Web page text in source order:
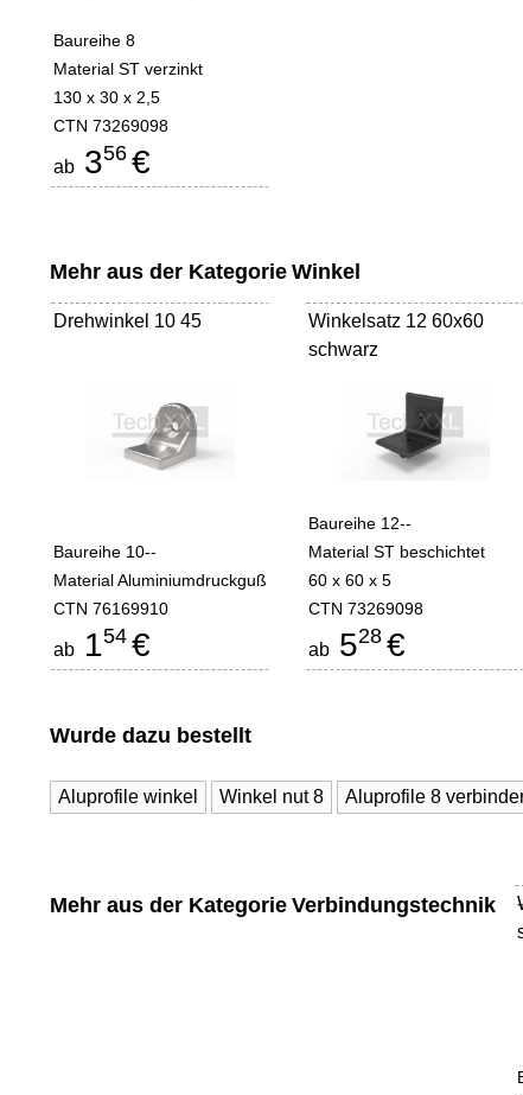
Baureihe 8
Material ST verzinkt
130 x 30 x 2,5
CTN 73269098
ab 356 €
Mehr aus der Kategorie Winkel
Drehwinkel 10 45
Baureihe 10--
Material Aluminiumdruckguß
CTN 76169910
ab 154 €
Winkelsatz 12 60x60
schwarz
Baureihe 12--
Material ST beschichtet
60 x 60 x 5
CTN 73269098
ab 528 €
Wurde dazu bestellt
Aluprofile winkel Winkel nut 8 Aluprofile 8
Mehr aus der Kategorie Verbindungstechnik -